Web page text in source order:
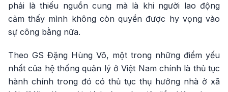
phải là thiếu nguồn cung mà là khi người lao động
cảm thấy mình không còn quyền được hy vọng vào
sự công bằng nữa.
Theo GS Đặng Hùng Võ, một trong những điểm yếu
nhất của hệ thống quản lý ở Việt Nam chính là thủ tục
hành chính trong đó có thủ tục thụ hưởng nhà ở xã